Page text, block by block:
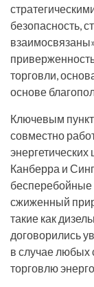
безопасность,
торговли,
основе
Ключевым
совместно
энергетических
Канберра и
бесперебойные
сжиженный
такие как
договорились
в случае любых
торговлю